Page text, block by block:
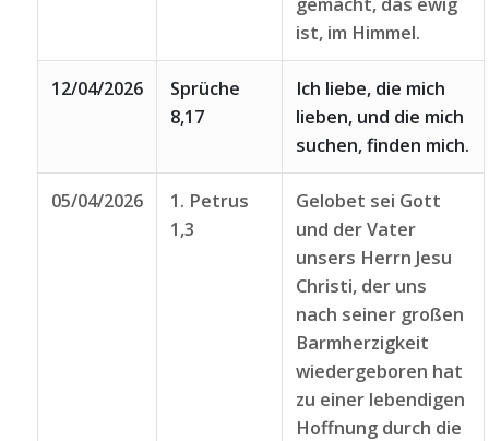
ist, im Himmel.
12/04/2026
Sprüche
8,17
Ich liebe, die mich
lieben, und die mich
suchen, finden mich.
05/04/2026
1. Petrus
1,3
Gelobet sei Gott
und der Vater
unsers Herrn Jesu
Christi, der uns
nach seiner großen
Barmherzigkeit
wiedergeboren hat
zu einer lebendigen
Hoffnung durch die